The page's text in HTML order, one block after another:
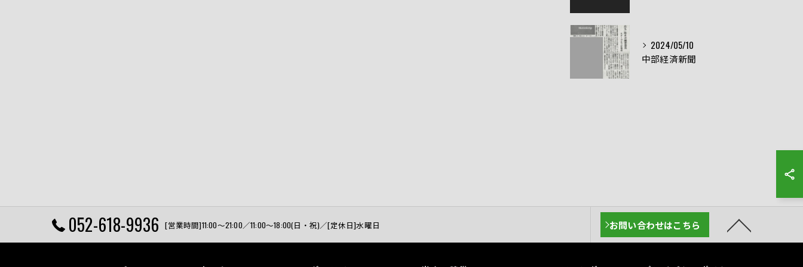
2024/05/10
中部経済新聞
052-618-9936 [営業時間]11:00〜21:00／11:00～18:00(日・祝)／[定休日]水曜日 お問い合わせはこちら